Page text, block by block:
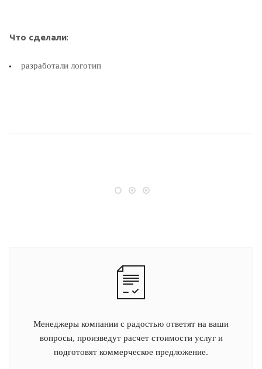
Что сделали:
разработали логотип
Менеджеры компании с радостью ответят на ваши
вопросы, произведут расчет стоимости услуг и
подготовят коммерческое предложение.